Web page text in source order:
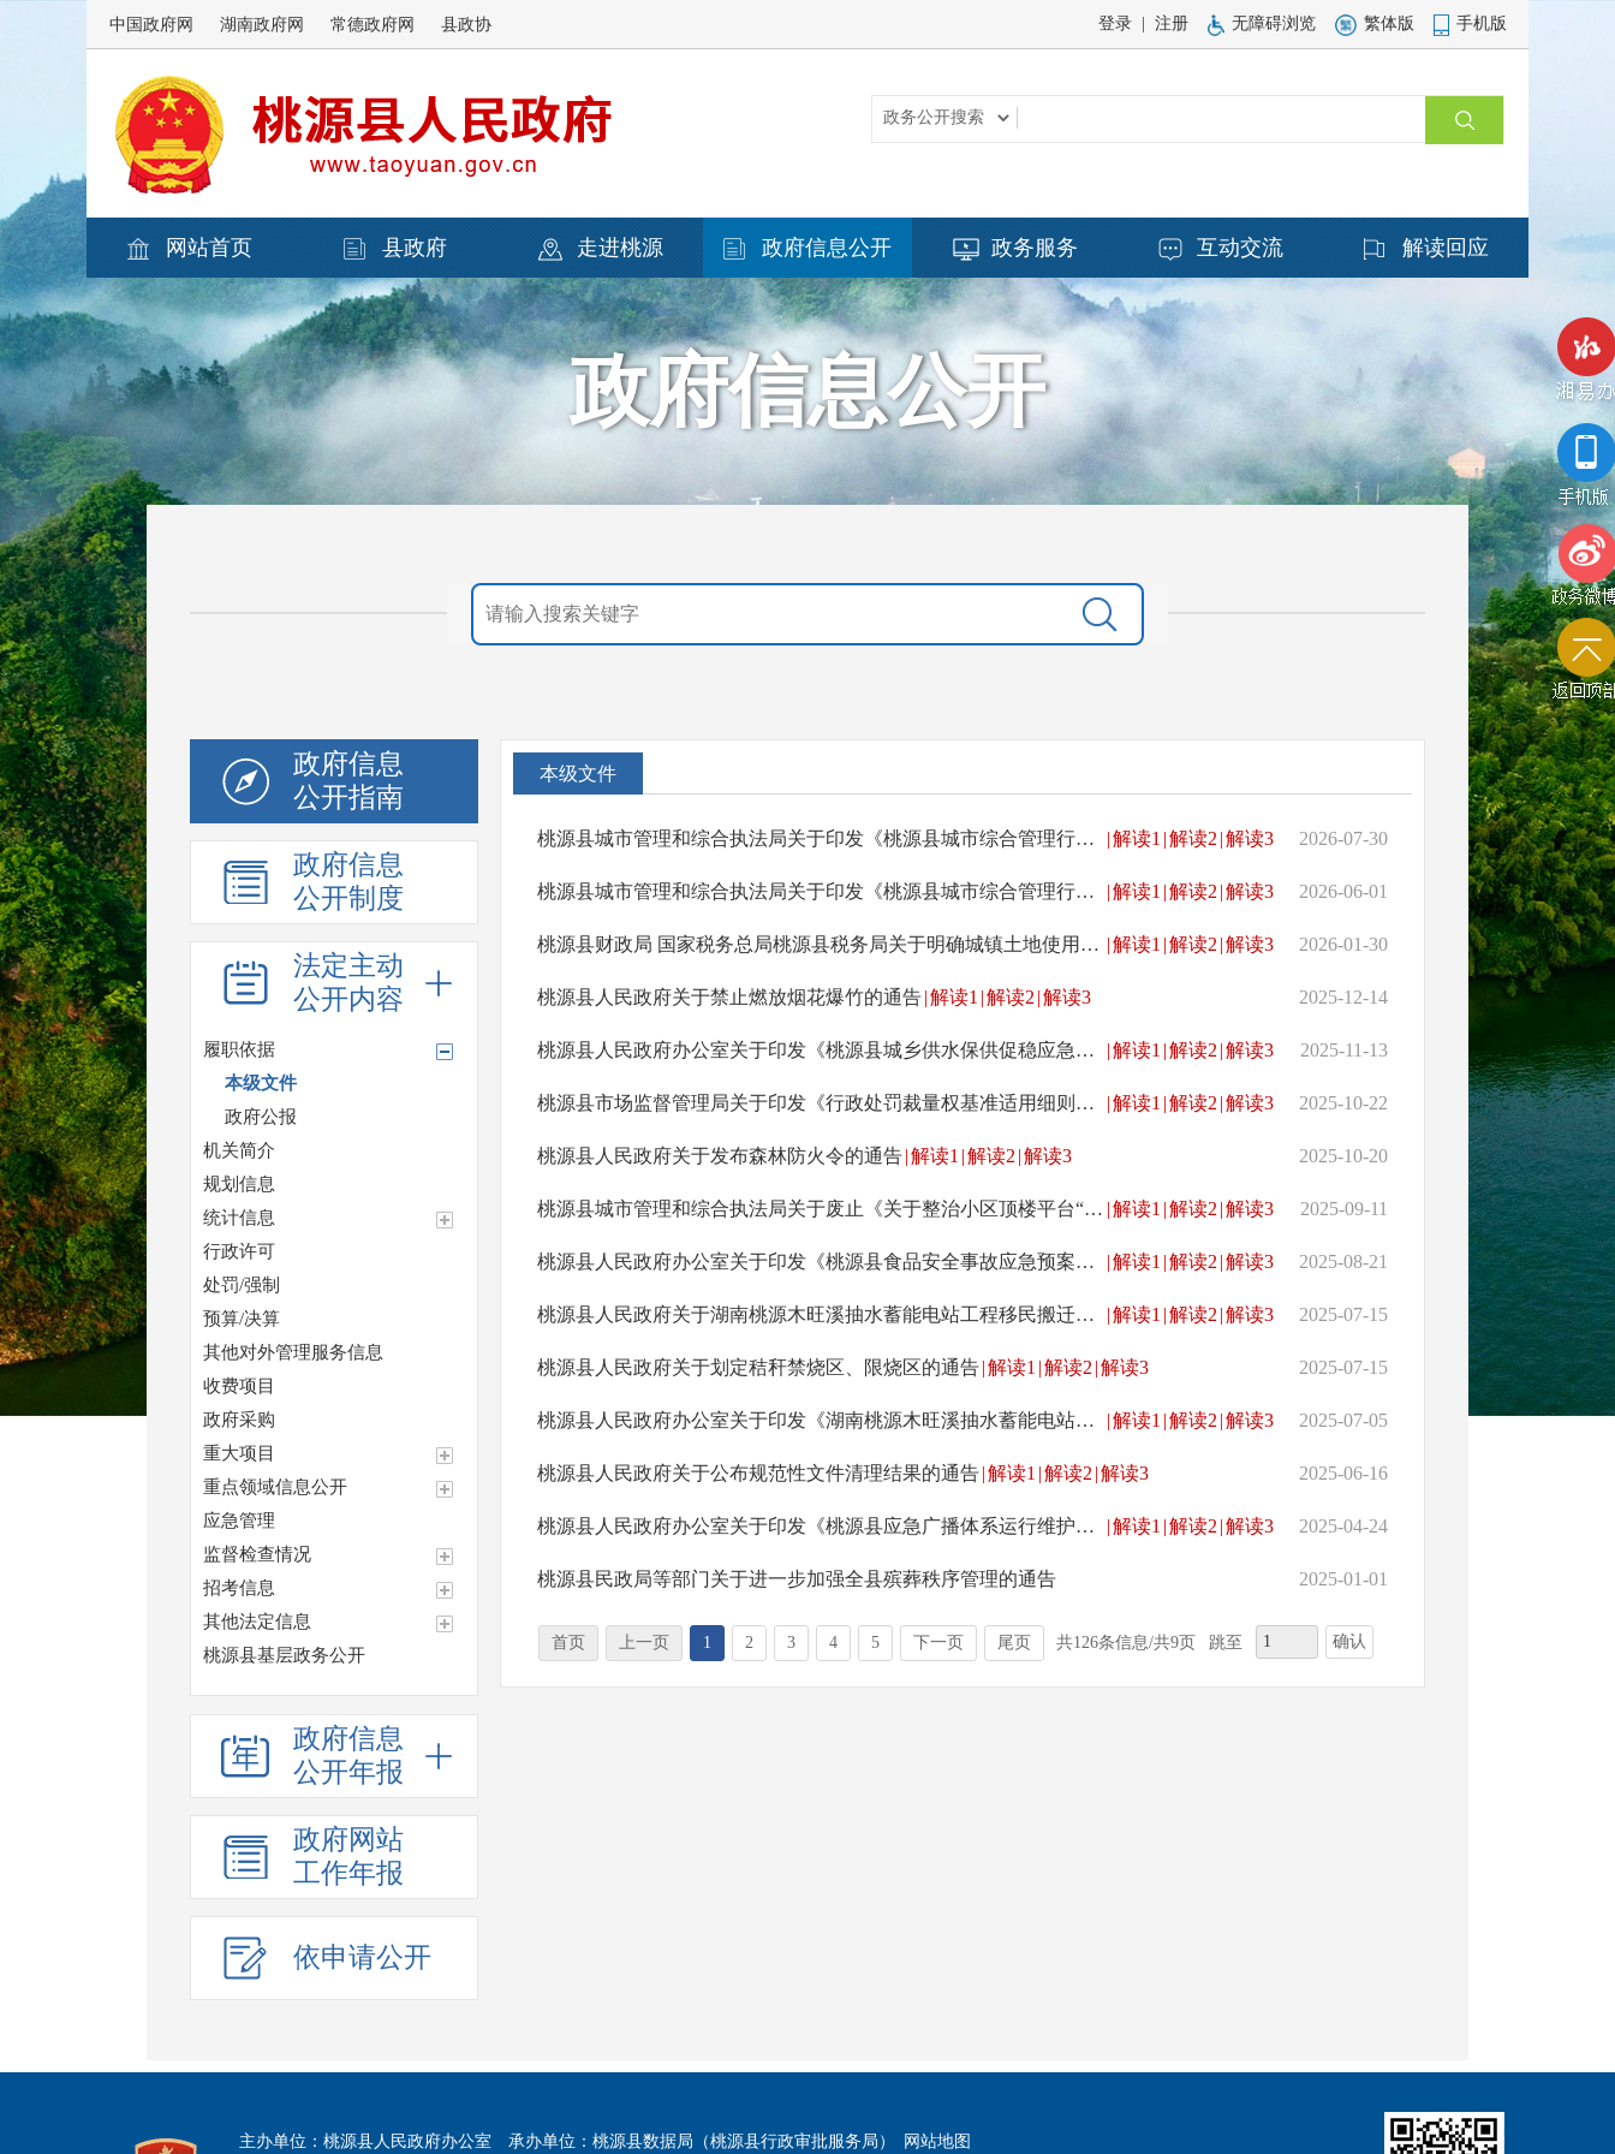
中国政府网 湖南政府网 常德政府网 县政协 登录 注册 无障碍浏览 繁体版 手机版
网站首页 县政府 走进桃源 政府信息公开 政务服务 互动交流 解读回应
政府信息公开
政府信息
公开指南
政府信息
公开制度
法定主动
公开内容
履职依据
本级文件
政府公报
机关简介
规划信息
统计信息
行政许可
处罚/强制
预算/决算
其他对外管理服务信息
收费项目
政府采购
重大项目
重点领域信息公开
应急管理
监督检查情况
招考信息
其他法定信息
桃源县基层政务公开
政府信息
公开年报
政府网站
工作年报
依申请公开
本级文件
|解读1 |解读2 |解读3
桃源县城市管理和综合执法局关于印发《桃源县城市综合管理行政处罚裁量权基准》的通知 2026-07-30
|解读1 |解读2 |解读3
桃源县城市管理和综合执法局关于印发《桃源县城市综合管理行政处罚裁量权基准（人行道违法停放机动车方面）》的通知 2026-06-01
|解读1 |解读2 |解读3
桃源县财政局 国家税务总局桃源县税务局关于明确城镇土地使用税地段等级税额标准和征收范围的通告 2026-01-30
|解读1 |解读2 |解读3
桃源县人民政府关于禁止燃放烟花爆竹的通告 2025-12-14
|解读1 |解读2 |解读3
桃源县人民政府办公室关于印发《桃源县城乡供水保供促稳应急预案》的通知 2025-11-13
|解读1 |解读2 |解读3
桃源县市场监督管理局关于印发《行政处罚裁量权基准适用细则（暂行）》的通知 2025-10-22
|解读1 |解读2 |解读3
桃源县人民政府关于发布森林防火令的通告 2025-10-20
|解读1 |解读2 |解读3
桃源县城市管理和综合执法局关于废止《关于整治小区顶楼平台“圈地占用”的通告》（桃城执发【2021】5号）文件的决定 2025-09-11
|解读1 |解读2 |解读3
桃源县人民政府办公室关于印发《桃源县食品安全事故应急预案》的通知 2025-08-21
|解读1 |解读2 |解读3
桃源县人民政府关于湖南桃源木旺溪抽水蓄能电站工程移民搬迁安置的公告 2025-07-15
|解读1 |解读2 |解读3
桃源县人民政府关于划定秸秆禁烧区、限烧区的通告 2025-07-15
|解读1 |解读2 |解读3
桃源县人民政府办公室关于印发《湖南桃源木旺溪抽水蓄能电站工程建设征地移民安置补偿标准》的通知 2025-07-05
|解读1 |解读2 |解读3
桃源县人民政府关于公布规范性文件清理结果的通告 2025-06-16
|解读1 |解读2 |解读3
桃源县人民政府办公室关于印发《桃源县应急广播体系运行维护管理暂行办法》的通知 2025-04-24
桃源县民政局等部门关于进一步加强全县殡葬秩序管理的通告 2025-01-01
首页 上一页 1 2 3 4 5 下一页 尾页 共126条信息/共9页 跳至 确认
主办单位：桃源县人民政府办公室 承办单位：桃源县数据局（桃源县行政审批服务局） 网站地图
湘易办
手机版
政务微
返回顶